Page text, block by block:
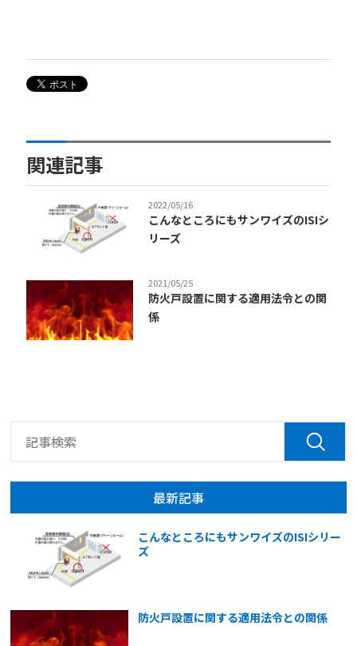
関連記事
2022/05/16
こんなところにもサンワイズのISIシ
リーズ
2021/05/25
防火戸設置に関する適用法令との関
係
最新記事
こんなところにもサンワイズのISIシリー
ズ
防火戸設置に関する適用法令との関係